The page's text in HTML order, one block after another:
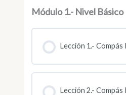
Módulo 1.- Nivel Básico
Lección 1.- Compás
Lección 2.-